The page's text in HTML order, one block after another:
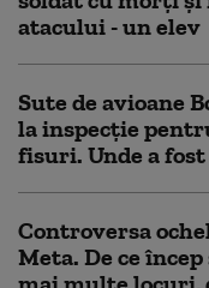
atacului - un elev
Sute de avioane
la inspecție
fisuri. Unde a
Controversa
Meta. De ce